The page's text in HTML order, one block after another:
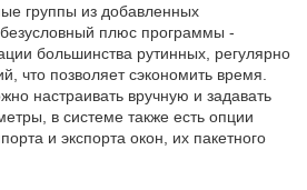
группы из добавленных
плюс программы -
большинства рутинных, регулярно
что позволяет сэкономить время.
настраивать вручную и задавать
в системе также есть опции
и экспорта окон, их пакетного